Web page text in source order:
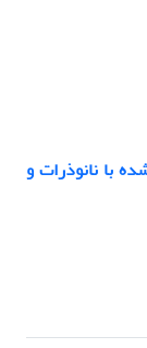
با نانوذرات و